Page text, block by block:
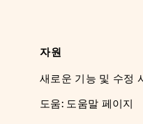
자원
새로운 기능 및 수정
도움: 도움말 페이지